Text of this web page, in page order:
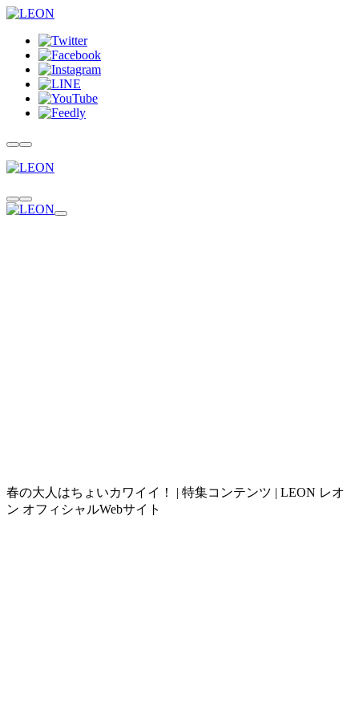
春の大人はちょいカワイイ！ | 特集コンテンツ | LEON レオ
ン オフィシャルWebサイト